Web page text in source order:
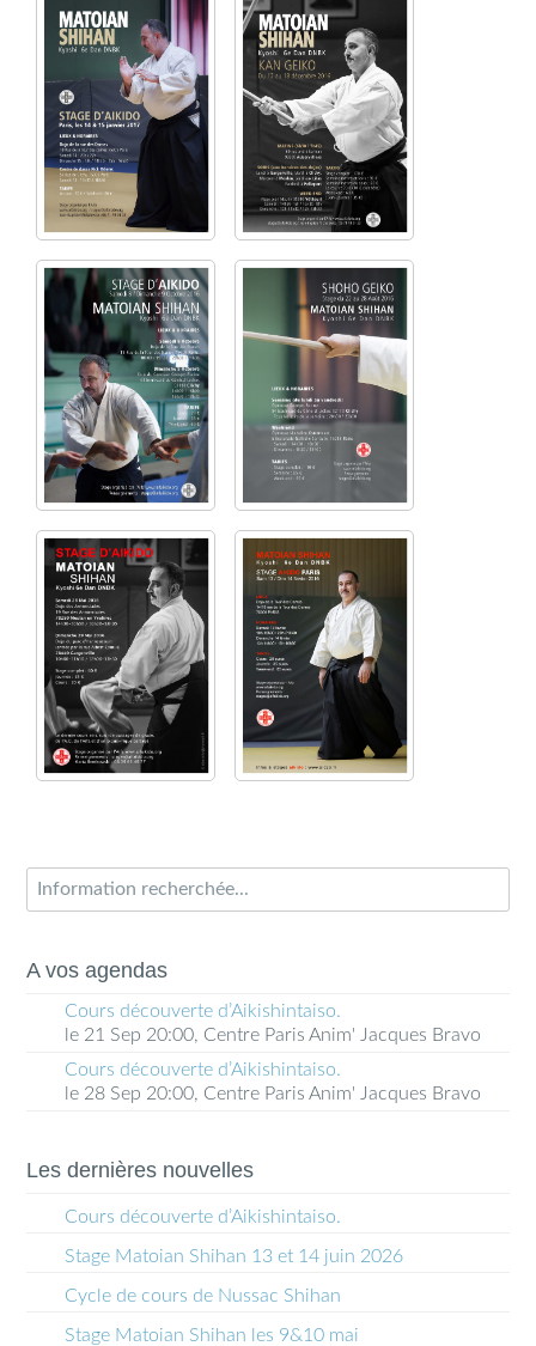
A vos agendas
Cours découverte d’Aikishintaiso.
le 21 Sep 20:00, Centre Paris Anim' Jacques Bravo
Cours découverte d’Aikishintaiso.
le 28 Sep 20:00, Centre Paris Anim' Jacques Bravo
Les dernières nouvelles
Cours découverte d’Aikishintaiso.
Stage Matoian Shihan 13 et 14 juin 2026
Cycle de cours de Nussac Shihan
Stage Matoian Shihan les 9&10 mai